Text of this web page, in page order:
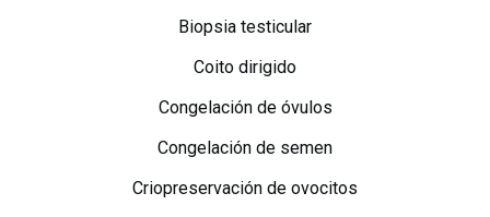
Biopsia testicular
Coito dirigido
Congelación de óvulos
Congelación de semen
Criopreservación de ovocitos